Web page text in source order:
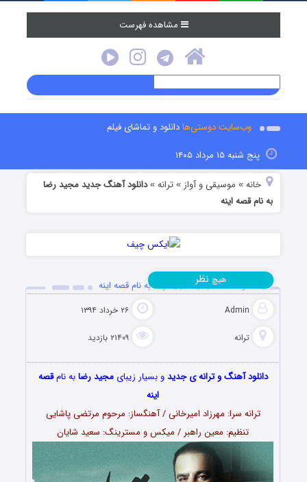
مشاهده فهرست
وب‌سایت دوستی‌هادانلود و تماشای فیلم
پنج شنبه ۱۵ مرداد ۱۴۰۵
خانه » موسیقی و آواز »ترانه »دانلود آهنگ جدید مجید رضا
به نام قصه اینه
دانلود آهنگ جدید مجید رضا به نام قصه اینه
Admin ۲۶ خرداد ۱۳۹۴
ترانه ۲۱۴۰۹ بازدید
هیچ نظر
دانلود آهنگ و ترانه ی جدیدو بسیار زیبایمجید رضابه نامقصه
اینه
ترانه سرا: مهرزاد امیرخانی / آهنگساز: مرحوم مرتضی پاشایی
تنظیم: معین راهبر / میکس و مسترینگ: سعید شایان